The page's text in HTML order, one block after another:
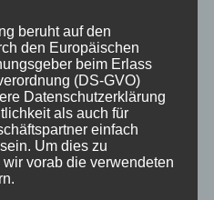
beruht auf den
den Europäischen
beim Erlass
(DS-GVO)
Datenschutzerklärung
als auch für
einfach
Um dies zu
vorab die verwendeten